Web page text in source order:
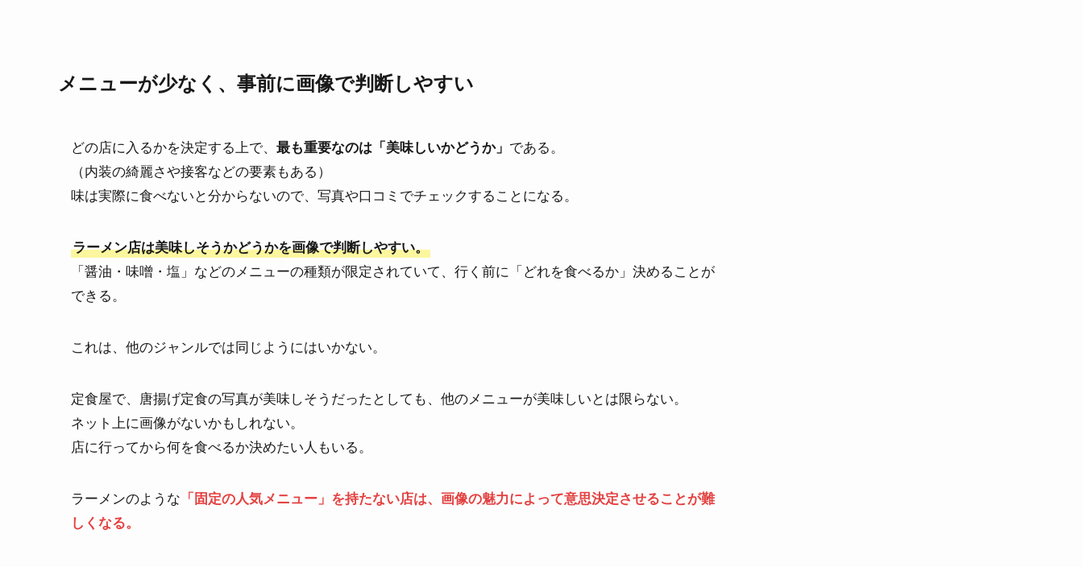
メニューが少なく、事前に画像で判断しやすい
どの店に入るかを決定する上で、 最も重要なのは「美味しいかどうか」 である。
（内装の綺麗さや接客などの要素もある）
味は実際に食べないと分からないので、写真や口コミでチェックすることになる。
ラーメン店は美味しそうかどうかを画像で判断しやすい。
「醤油・味噌・塩」などのメニューの種類が限定されていて、行く前に「どれを食べるか」決めることが
できる。
これは、他のジャンルでは同じようにはいかない。
定食屋で、唐揚げ定食の写真が美味しそうだったとしても、他のメニューが美味しいとは限らない。
ネット上に画像がないかもしれない。
店に行ってから何を食べるか決めたい人もいる。
ラーメンのような 「固定の人気メニュー」を持たない店は、画像の魅力によって意思決定させることが難
しくなる。